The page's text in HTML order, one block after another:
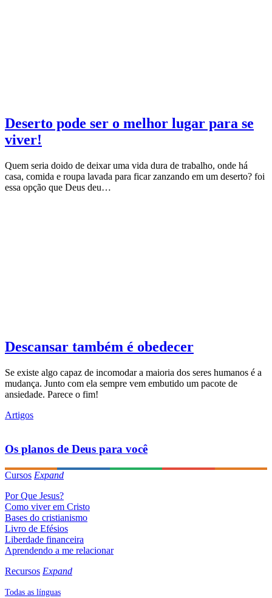
Deserto pode ser o melhor lugar para se
viver!
Quem seria doido de deixar uma vida dura de trabalho, onde há
casa, comida e roupa lavada para ficar zanzando em um deserto? foi
essa opção que Deus deu…
Descansar também é obedecer
Se existe algo capaz de incomodar a maioria dos seres humanos é a
mudança. Junto com ela sempre vem embutido um pacote de
ansiedade. Parece o fim!
Artigos
Os planos de Deus para você
Cursos Expand
Por Que Jesus?
Como viver em Cristo
Bases do cristianismo
Livro de Efésios
Liberdade financeira
Aprendendo a me relacionar
Recursos Expand
Todas as línguas